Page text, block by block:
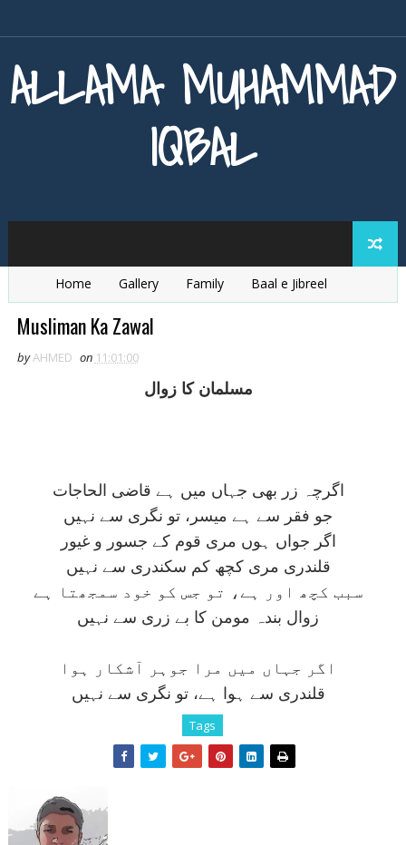
ALLAMA MUHAMMAD
IQBAL
Home Gallery Family
Baal e Jibreel
Zarb e Kaleem
Musliman Ka Zawal
byAHMED on 11:01:00
مسلمان کا زوال
اگرچہ زر بھی جہاں ميں ہے قاضی الحاجات
جو فقر سے ہے ميسر، تو نگری سے نہيں
اگر جواں ہوں مری قوم کے جسور و غيور
قلندری مری کچھ کم سکندری سے نہيں
سبب کچھ اور ہے، تو جس کو خود سمجھتا ہے
زوال بندہ مومن کا بے زری سے نہيں
اگر جہاں ميں مرا جوہر آشکار ہوا
قلندری سے ہوا ہے، تو نگری سے نہيں
Tags